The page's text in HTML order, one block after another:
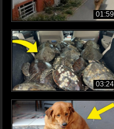
01:59
03:24